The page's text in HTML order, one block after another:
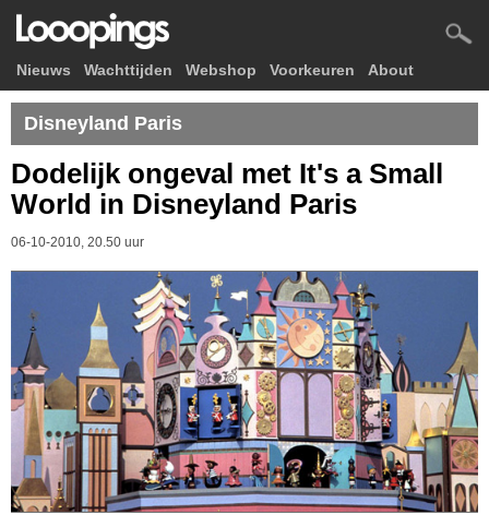
Nieuws Wachttijden Webshop Voorkeuren About
Disneyland Paris
Dodelijk ongeval met It's a Small
World in Disneyland Paris
06-10-2010, 20.50 uur